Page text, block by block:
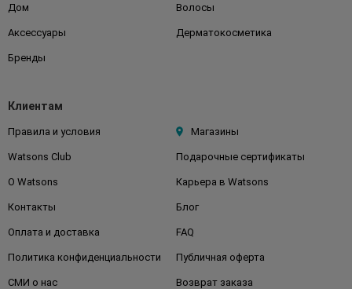
Дом Волосы
Аксессуары Дерматокосметика
Бренды
Клиентам
Правила и условия Магазины
Watsons Club Подарочные сертификаты
О Watsons Карьера в Watsons
Контакты Блог
Оплата и доставка FAQ
Политика конфиденциальности Публичная оферта
СМИ о нас Возврат заказа